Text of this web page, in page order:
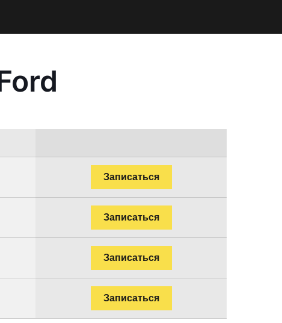
Записаться
Записаться
Записаться
Записаться